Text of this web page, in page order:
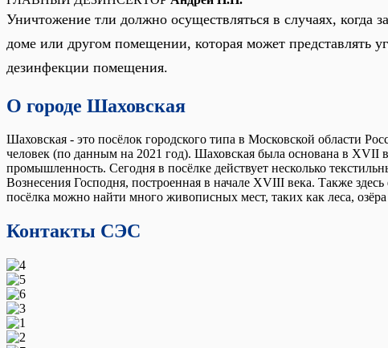
Уничтожение тли должно осуществляться в случаях, когда
доме или другом помещении, которая может представлять
дезинфекции помещения.
О городе Шаховская
Шаховская - это посёлок городского типа в Московской области
человек (по данным на 2021 год). Шаховская была основана в XVII
промышленность. Сегодня в посёлке действует несколько
Вознесения Господня, построенная в начале XVIII века. Также
посёлка можно найти много живописных мест, таких как леса,
Контакты СЭС